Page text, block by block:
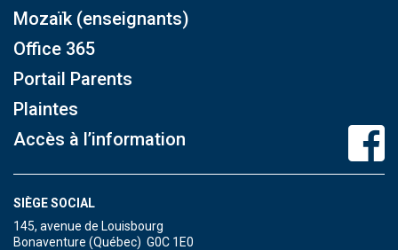
Mozaïk (enseignants)
Office 365
Portail Parents
Plaintes
Accès à l’information
SIÈGE SOCIAL
145, avenue de Louisbourg
Bonaventure (Québec) G0C 1E0